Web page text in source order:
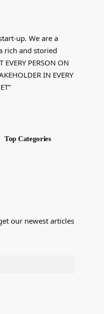
up. We are a
rich and storied
PERSON ON
IN EVERY
Top Categories
our newest articles